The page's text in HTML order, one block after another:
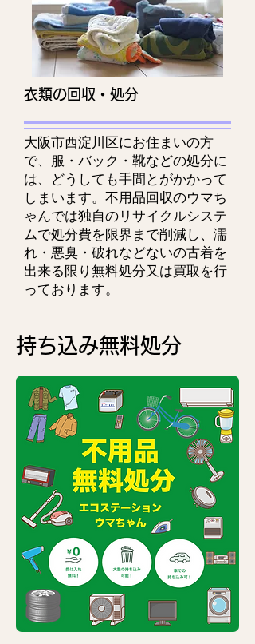
衣類の回収・処分
大阪市西淀川区にお住まいの方
で、服・バック・靴などの処分に
は、どうしても手間とがかかって
しまいます。不用品回収のウマち
ゃんでは独自のリサイクルシステ
ムで処分費を限界まで削減し、濡
れ・悪臭・破れなどないの古着を
出来る限り無料処分又は買取を行
っております。
持ち込み無料処分